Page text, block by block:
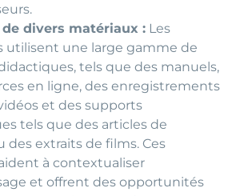
divers matériaux : Les
utilisent une large gamme de
tels que des manuels,
en ligne, des enregistrements
et des supports
tels que des articles de
des extraits de films. Ces
à contextualiser
et offrent des opportunités